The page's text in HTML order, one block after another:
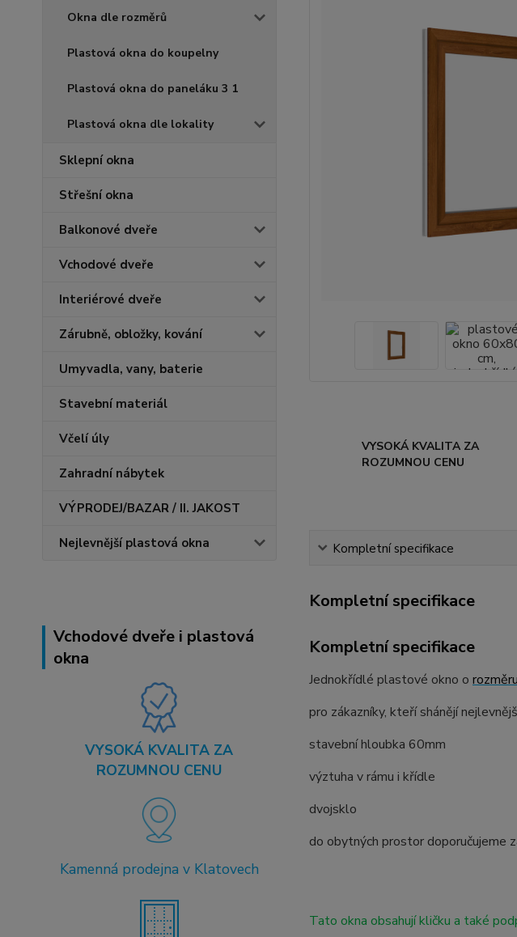
Okna dle rozměrů
Plastová okna do koupelny
Plastová okna do paneláku 3 1
Plastová okna dle lokality
Sklepní okna
Střešní okna
Balkonové dveře
Vchodové dveře
Interiérové dveře
Zárubně, obložky, kování
Umyvadla, vany, baterie
Stavební materiál
Včelí úly
Zahradní nábytek
VÝPRODEJ/BAZAR / II. JAKOST
Nejlevnější plastová okna
Vchodové dveře i plastová
okna
VYSOKÁ KVALITA ZA
ROZUMNOU CENU
Kamenná prodejna v Klatovech
VYSOKÁ KVALITA ZA
ROZUMNOU CENU
Kompletní specifikace
Kompletní specifikace
Kompletní specifikace
Jednokřídlé plastové okno o
pro zákazníky, kteří shánějí
stavební hloubka 60mm
výztuha v rámu i křídle
dvojsklo
do obytných prostor doporučujeme
Tato okna obsahují kličku a také